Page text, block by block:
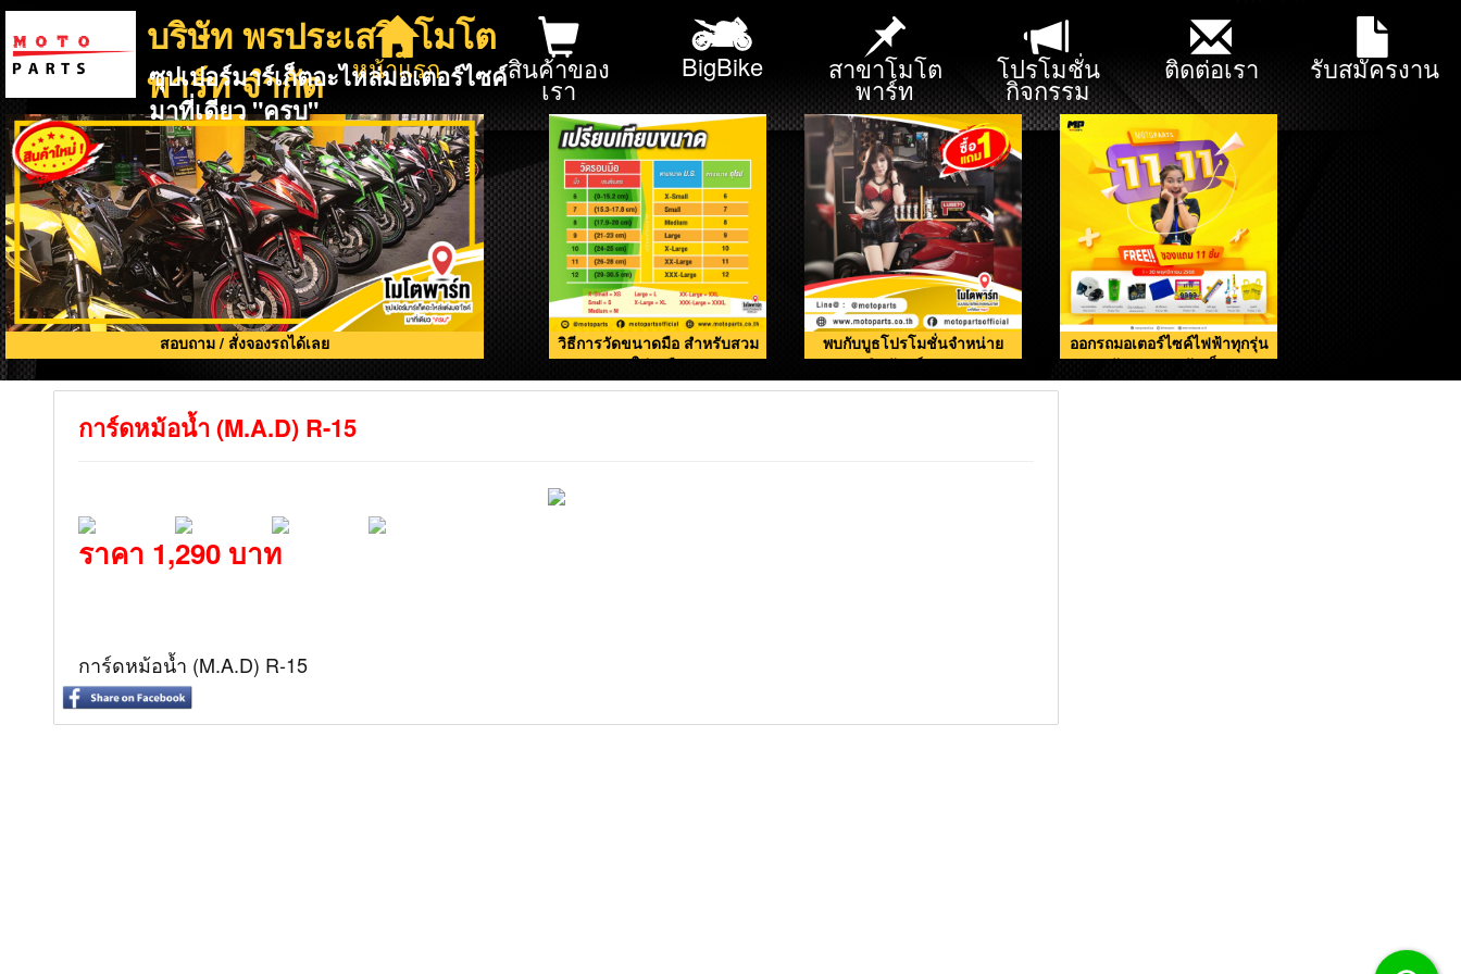
บริษัท พรประเสริฐโมโต
พาร์ท จำกัด
ซุปเปอร์มาร์เก็ตอะไหล่มอเตอร์ไซค์
มาที่เดียว "ครบ"
หน้าแรก สินค้าของ
เรา
BigBike สาขาโมโต
พาร์ท
โปรโมชั่น
กิจกรรม
ติดต่อเรา รับสมัครงาน
สอบถาม / สั่งจองรถได้เลย
วิธีการวัดขนาดมือ สำหรับสวม
ใส่ถุงมือ
พบกับบูธโปรโมชั่นจำหน่าย
ผลิตภัณฑ์ดูแลรถ
ออกรถมอเตอร์ไซค์ไฟฟ้าทุกรุ่น
รับของแถมจัดเต็ม
การ์ดหม้อน้ำ (M.A.D) R-15
ราคา 1,290 บาท
การ์ดหม้อน้ำ (M.A.D) R-15